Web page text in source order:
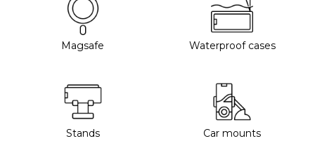
Magsafe Waterproof cases
Stands Car mounts